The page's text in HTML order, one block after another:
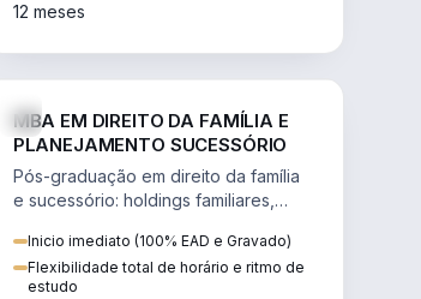
12 meses
MBA EM DIREITO DA FAMÍLIA E
PLANEJAMENTO SUCESSÓRIO
Pós-graduação em direito da família
e sucessório: holdings familiares,
tributação da sucessão.
Inicio imediato (100% EAD e Gravado)
Flexibilidade total de horário e ritmo de
estudo